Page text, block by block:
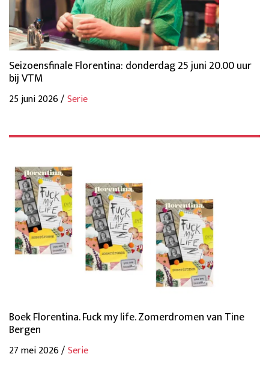
Seizoensfinale Florentina: donderdag 25 juni 20.00 uur
bij VTM
25 juni 2026 /Serie
Boek Florentina. Fuck my life. Zomerdromen van Tine
Bergen
27 mei 2026 /Serie